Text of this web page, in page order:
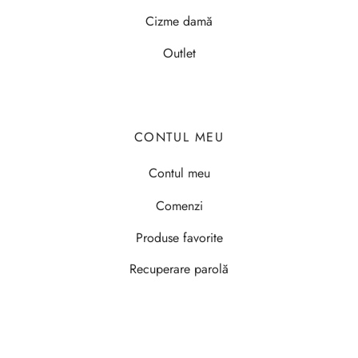
Cizme damă
Outlet
CONTUL MEU
Contul meu
Comenzi
Produse favorite
Recuperare parolă